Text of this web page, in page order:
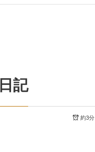
記
約3分